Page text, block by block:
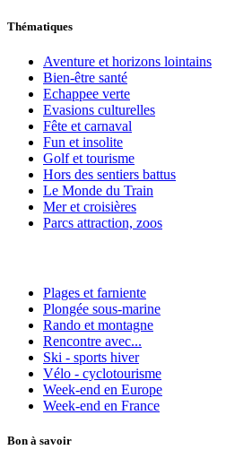
Thématiques
Aventure et horizons lointains
Bien-être santé
Echappee verte
Evasions culturelles
Fête et carnaval
Fun et insolite
Golf et tourisme
Hors des sentiers battus
Le Monde du Train
Mer et croisières
Parcs attraction, zoos
Plages et farniente
Plongée sous-marine
Rando et montagne
Rencontre avec...
Ski - sports hiver
Vélo - cyclotourisme
Week-end en Europe
Week-end en France
Bon à savoir